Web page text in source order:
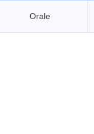
Orale